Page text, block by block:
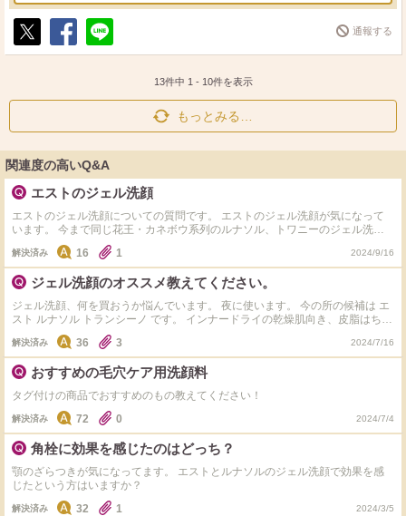
ポ
シ
送
通報する
13件中 1 - 10件を表示
もっとみる…
関連度の高いQ&A
エストのジェル洗顔
エストのジェル洗顔についての質問です。 エストのジェル洗顔が気になって
います。 今まで同じ花王・カネボウ系列のルナソル、トワニーのジェル洗顔
を使用した事があります。 エストのジェル洗顔は上記の洗顔料に比べて値段
が少し高いのですが、使用感や肌への効果が全然違うのでしょうか？ ちなみ
に毛穴の黒ずみに悩んでいます。 トワニーまたはルナソル、エストの中で2種
類以上使った事がある方のみお答え頂きたいです。宜しくお願いいたします！
解決済み 16 1 2024/9/16
ジェル洗顔のオススメ教えてください。
ジェル洗顔、何を買おうか悩んでいます。 夜に使います。 今の所の候補は エ
スト ルナソル トランシーノ です。 インナードライの乾燥肌向き、皮脂はちゃ
んととれるけど洗顔後なるべく突っ張らない方が良い、というのを条件に探し
ています。 エストがいいんだろうなあと思うんですが使い続けるには高い気
がしていて、ルナソルにしようかと今は考えています。 条件からのオススメ
と、おすすめ理由を教えてください(^-^)
解決済み 36 3 2024/7/16
おすすめの毛穴ケア用洗顔料
タグ付けの商品でおすすめのもの教えてください！
解決済み 72 0 2024/7/4
角栓に効果を感じたのはどっち？
顎のざらつきが気になってます。 エストとルナソルのジェル洗顔で効果を感
じたという方はいますか？
解決済み 32 1 2024/3/5